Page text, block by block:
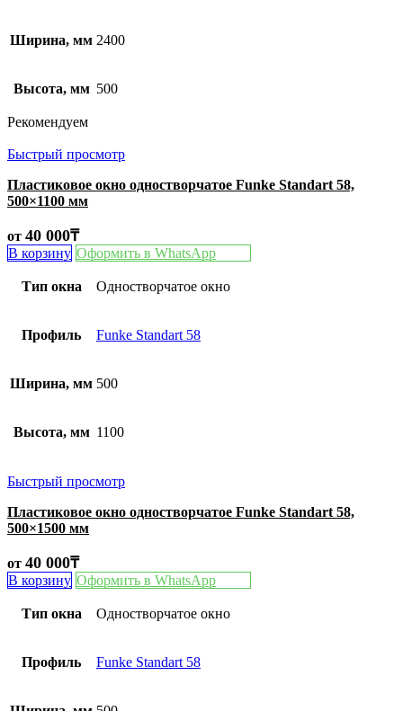
Ширина, мм 2400
Высота, мм 500
Рекомендуем
Быстрый просмотр
Пластиковое окно одностворчатое Funke Standart 58,
500×1100 мм
от 40 000₸
В корзину Оформить в WhatsApp
Тип окна Одностворчатое окно
Профиль Funke Standart 58
Ширина, мм 500
Высота, мм 1100
Быстрый просмотр
Пластиковое окно одностворчатое Funke Standart 58,
500×1500 мм
от 40 000₸
В корзину Оформить в WhatsApp
Тип окна Одностворчатое окно
Профиль Funke Standart 58